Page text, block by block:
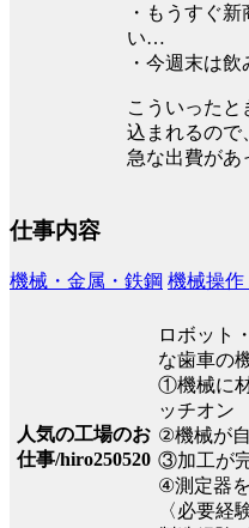
・もうすぐ
い…
・今週末は
こういったと
込まれるので
急な出費があ
仕事内容
機械・金属・鉄鋼 機械操作
人気の工場のお
仕事/hiro250520
ロボット
な歯車の
①機械に
ッチオン
②機械が
③加工が
④測定器
〈必要経